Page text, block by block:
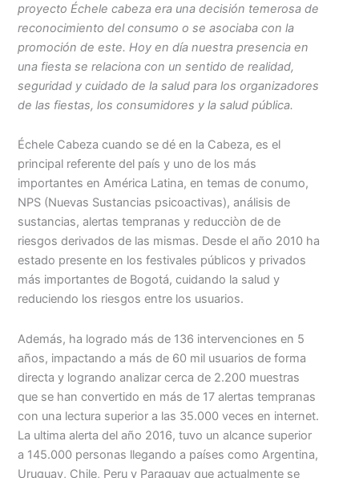
proyecto Échele cabeza era una decisión temerosa de
reconocimiento del consumo o se asociaba con la
promoción de este. Hoy en día nuestra presencia en
una fiesta se relaciona con un sentido de realidad,
seguridad y cuidado de la salud para los organizadores
de las fiestas, los consumidores y la salud pública.
Échele Cabeza cuando se dé en la Cabeza, es el
principal referente del país y uno de los más
importantes en América Latina, en temas de conumo,
NPS (Nuevas Sustancias psicoactivas), análisis de
sustancias, alertas tempranas y reducciòn de de
riesgos derivados de las mismas. Desde el año 2010 ha
estado presente en los festivales públicos y privados
más importantes de Bogotá, cuidando la salud y
reduciendo los riesgos entre los usuarios.
Además, ha logrado más de 136 intervenciones en 5
años, impactando a más de 60 mil usuarios de forma
directa y logrando analizar cerca de 2.200 muestras
que se han convertido en más de 17 alertas tempranas
con una lectura superior a las 35.000 veces en internet.
La ultima alerta del año 2016, tuvo un alcance superior
a 145.000 personas llegando a países como Argentina,
Uruguay, Chile, Peru y Paraguay que actualmente se